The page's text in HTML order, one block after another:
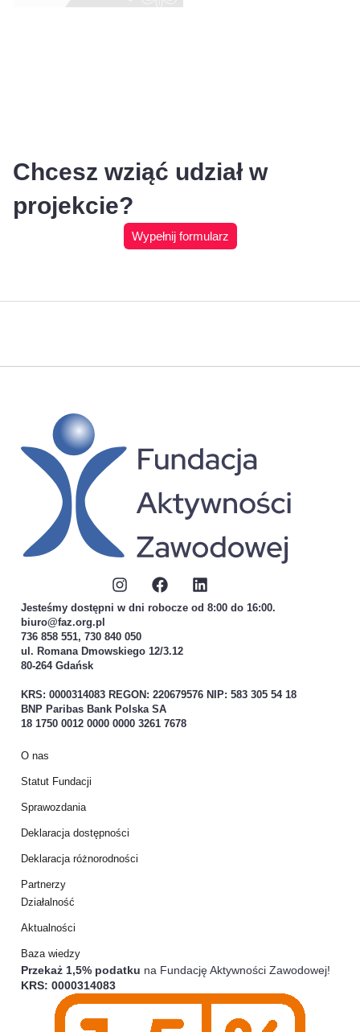
Chcesz wziąć udział w
projekcie?
Wypełnij formularz
Jesteśmy dostępni w dni robocze od 8:00 do 16:00.
biuro@faz.org.pl
736 858 551, 730 840 050
ul. Romana Dmowskiego 12/3.12
80-264 Gdańsk
KRS: 0000314083 REGON: 220679576 NIP: 583 305 54 18
BNP Paribas Bank Polska SA
18 1750 0012 0000 0000 3261 7678
O nas
Statut Fundacji
Sprawozdania
Deklaracja dostępności
Deklaracja różnorodności
Partnerzy
Działalność
Aktualności
Baza wiedzy
Przekaż 1,5% podatku na Fundację Aktywności Zawodowej!
KRS: 0000314083